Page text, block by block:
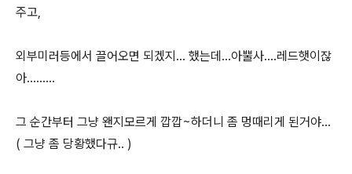
주고,
외부미러등에서 끌어오면 되겠지... 했는데...아뿔사....레드햇이잖
아.........
그 순간부터 그냥 왠지모르게 깝깝~하더니 좀 멍때리게 된거야...
( 그냥 좀 당황했다규.. )